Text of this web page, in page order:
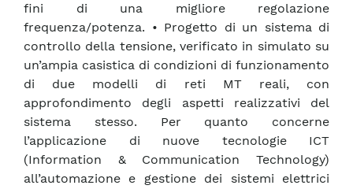
fini di una migliore regolazione
frequenza/potenza. • Progetto di un sistema di
controllo della tensione, verificato in simulato su
un’ampia casistica di condizioni di funzionamento
di due modelli di reti MT reali, con
approfondimento degli aspetti realizzativi del
sistema stesso. Per quanto concerne
l’applicazione di nuove tecnologie ICT
(Information & Communication Technology)
all’automazione e gestione dei sistemi elettrici